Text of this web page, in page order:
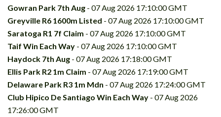
Gowran Park 7th Aug - 07 Aug 2026 17:10:00 GMT
Greyville R6 1600m Listed - 07 Aug 2026 17:10:00 GMT
Saratoga R1 7f Claim - 07 Aug 2026 17:10:00 GMT
Taif Win Each Way - 07 Aug 2026 17:10:00 GMT
Haydock 7th Aug - 07 Aug 2026 17:18:00 GMT
Ellis Park R2 1m Claim - 07 Aug 2026 17:19:00 GMT
Delaware Park R3 1m Mdn - 07 Aug 2026 17:24:00 GMT
Club Hipico De Santiago Win Each Way - 07 Aug 2026
17:26:00 GMT